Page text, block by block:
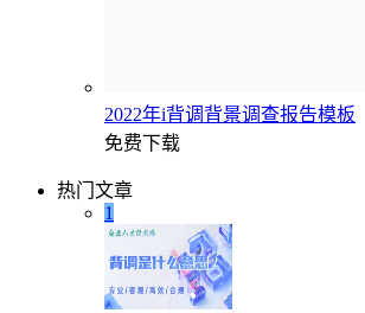
2022年i背调背景调查报告模板
免费下载
热门文章
1